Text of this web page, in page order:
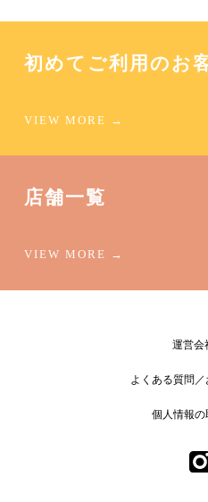
初めてご利用のお
店舗一覧
運営会
よくある質問
個人情報の